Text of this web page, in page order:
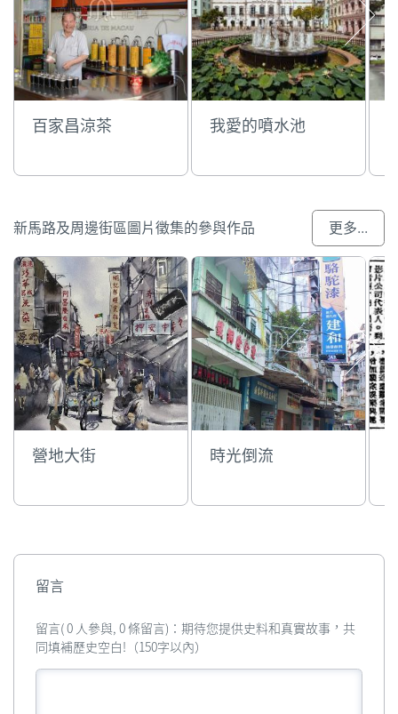
百家昌涼茶 我愛的噴水池
新馬路及周邊街區圖片徵集的參與作品 更多...
營地大街 時光倒流
留言
留言( 0 人參與, 0 條留言)：期待您提供史料和真實故事，共
同填補歷史空白!（150字以內）